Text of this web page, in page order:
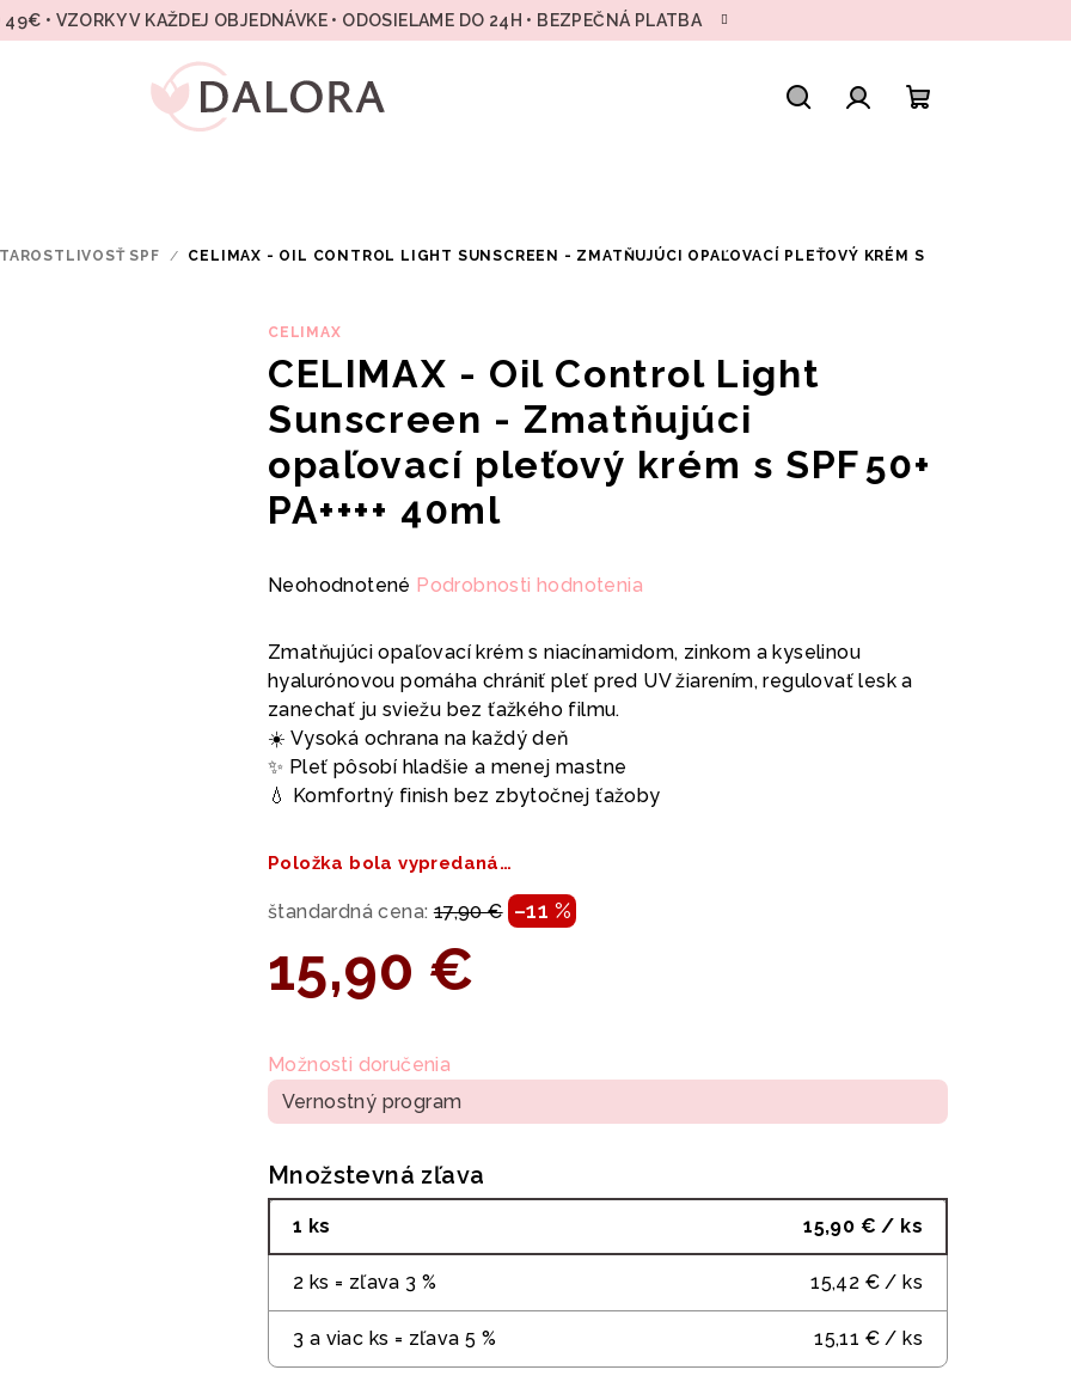
49€ • VZORKY V KAŽDEJ OBJEDNÁVKE • ODOSIELAME DO 24H • BEZPEČNÁ PLATBA
SPF /
CELIMAX - OIL CONTROL LIGHT SUNSCREEN - ZMATŇUJÚCI OPAĽOVACÍ PLEŤOVÝ KRÉM S
CELIMAX
CELIMAX - Oil Control Light
Sunscreen - Zmatňujúci
opaľovací pleťový krém s SPF 50+
PA++++ 40ml
Priemerné
produktu
je
0,0
z
5
hviezdičiek.
Neohodnotené Podrobnosti hodnotenia
Zmatňujúci opaľovací krém s niacínamidom, zinkom a kyselinou
hyalurónovou pomáha chrániť pleť pred UV žiarením, regulovať lesk a
zanechať ju sviežu bez ťažkého filmu.
☀️ Vysoká ochrana na každý deň
✨ Pleť pôsobí hladšie a menej mastne
💧 Komfortný finish bez zbytočnej ťažoby
Položka bola vypredaná…
štandardná cena: 17,90 € –11 %
15,90 €
cena:
Možnosti doručenia
Vernostný program
Množstevná zľava
1 ks 15,90 € / ks
2 ks = zľava 3 % 15,42 € / ks
3 a viac ks = zľava 5 % 15,11 € / ks